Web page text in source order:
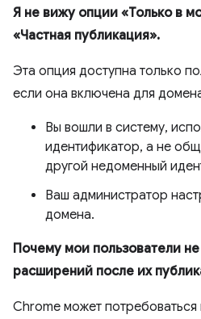
Я не вижу опции «Только в
«Частная публикация».
Эта опция доступна только
если она включена для
Вы вошли в систему,
идентификатор, а не
другой недоменный
Ваш администратор
домена.
Почему мои пользователи
расширений после их
Chrome может